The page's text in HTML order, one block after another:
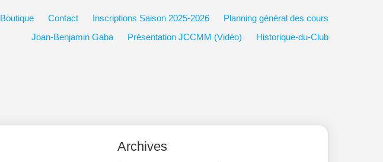
Boutique Contact Inscriptions Saison 2025-2026
Planning général des cours
Joan-Benjamin Gaba
Présentation JCCMM (Vidéo) Historique-du-Club
Archives